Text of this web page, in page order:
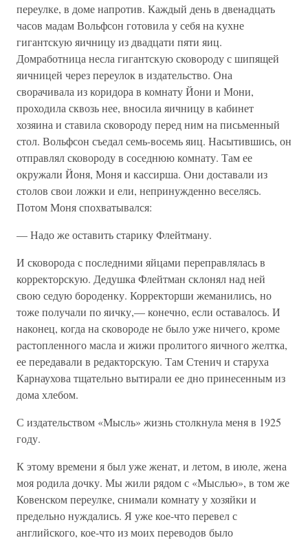
переулке, в доме напротив. Каждый день в двенадцать
часов мадам Вольфсон готовила у себя на кухне
гигантскую яичницу из двадцати пяти яиц.
Домработница несла гигантскую сковороду с шипящей
яичницей через переулок в издательство. Она
сворачивала из коридора в комнату Йони и Мони,
проходила сквозь нее, вносила яичницу в кабинет
хозяина и ставила сковороду перед ним на письменный
стол. Вольфсон съедал семь-восемь яиц. Насы­тившись, он
отправлял сковороду в соседнюю комнату. Там ее
окружали Йоня, Моня и кассирша. Они доставали из
столов свои ложки и ели, непринужденно веселясь.
Потом Моня спохватывался:
— Надо же оставить старику Флейтману.
И сковорода с последними яйцами переправлялась в
корректорскую. Дедушка Флейтман склонял над ней
свою седую бороденку. Корректорши жеманились, но
тоже получали по яичку,— конечно, если оставалось. И
наконец, когда на сковороде не было уже ничего, кроме
растопленного масла и жижи пролитого яичного желтка,
ее передавали в редакторскую. Там Стенич и старуха
Карнаухова тщательно вытирали ее дно принесенным из
дома хлебом.
С издательством «Мысль» жизнь столкнула меня в 1925
году.
К этому времени я был уже женат, и летом, в июле, жена
моя родила дочку. Мы жили рядом с «Мыслью», в том же
Ковенском переулке, снимали комнату у хозяйки и
предельно нуждались. Я уже кое-что перевел с
английского, кое-что из моих переводов было